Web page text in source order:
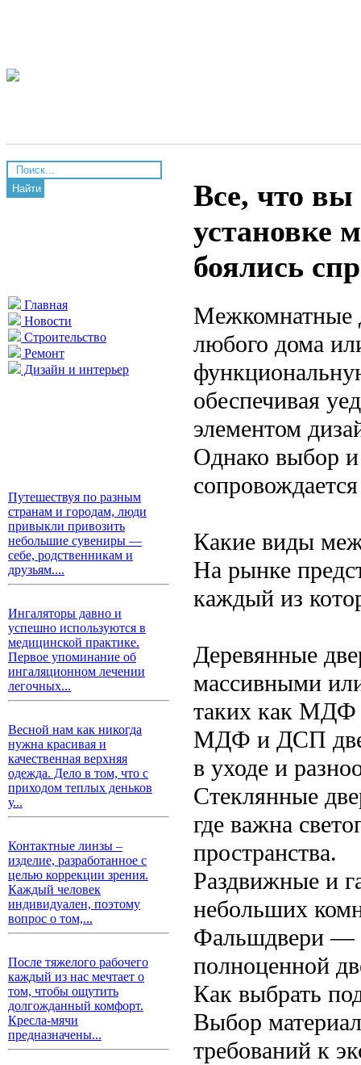
Найти
Главная
Новости
Строительство
Ремонт
Дизайн и интерьер
Путешествуя по разным
странам и городам, люди
привыкли привозить
небольшие сувениры —
себе, родственникам и
друзьям....
Ингаляторы давно и
успешно используются в
медицинской практике.
Первое упоминание об
ингаляционном лечении
легочных...
Весной нам как никогда
нужна красивая и
качественная верхняя
одежда. Дело в том, что с
приходом теплых деньков
у...
Контактные линзы –
изделие, разработанное с
целью коррекции зрения.
Каждый человек
индивидуален, поэтому
вопрос о том,...
После тяжелого рабочего
каждый из нас мечтает о
том, чтобы ощутить
долгожданный комфорт.
Кресла-мячи
предназначены...
Все, что вы
установке
боялись
Межкомнатные
любого дома
обеспечивая
элементом
Однако выбор и
Какие виды
На рынке
каждый из
Деревянные
массивными
таких как
МДФ и ДСП
в уходе и
Стеклянные
где важна
пространства.
Раздвижные и
небольших
Фальшдвери —
полноценной
Как выбрать
Выбор
требований к